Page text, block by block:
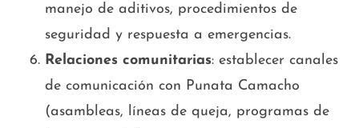
manejo de aditivos, procedimientos de
seguridad y respuesta a emergencias.
Relaciones comunitarias: establecer canales
de comunicación con Punata Camacho
(asambleas, líneas de queja, programas de